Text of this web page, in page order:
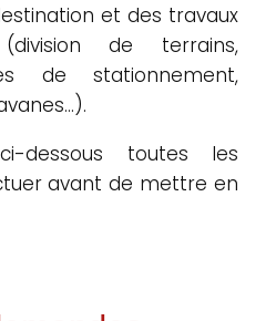
et des travaux
(division de terrains,
de stationnement,
dessous toutes les
avant de mettre en